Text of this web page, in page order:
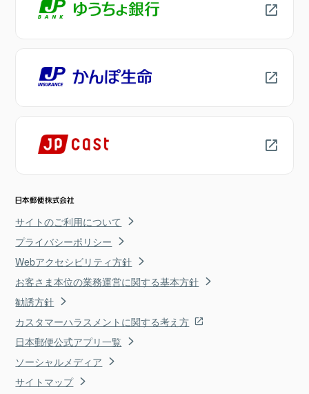
サイトのご利用について
プライバシーポリシー
Webアクセシビリティ方針
お客さま本位の業務運営に関する基本方針
勧誘方針
カスタマーハラスメントに関する考え方
日本郵便公式アプリ一覧
ソーシャルメディア
サイトマップ